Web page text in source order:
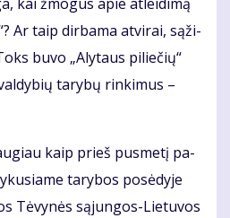
Ar taip dir­ba­ma at­vi­rai, są­ži­
bu­vo „Aly­taus pi­lie­čių“
ta­ry­bų rin­ki­mus –
kaip prieš pus­me­tį pa­
ta­ry­bos po­sė­dy­je
Tė­vy­nės są­jun­gos-Lie­tu­vos